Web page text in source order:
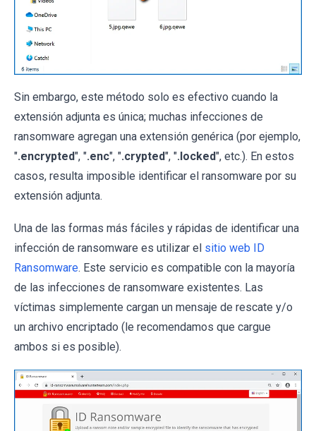
Sin embargo, este método solo es efectivo cuando la
extensión adjunta es única; muchas infecciones de
ransomware agregan una extensión genérica (por ejemplo,
".encrypted", ".enc", ".crypted", ".locked", etc.). En estos
casos, resulta imposible identificar el ransomware por su
extensión adjunta.
Una de las formas más fáciles y rápidas de identificar una
infección de ransomware es utilizar el sitio web ID
Ransomware. Este servicio es compatible con la mayoría
de las infecciones de ransomware existentes. Las
víctimas simplemente cargan un mensaje de rescate y/o
un archivo encriptado (le recomendamos que cargue
ambos si es posible).